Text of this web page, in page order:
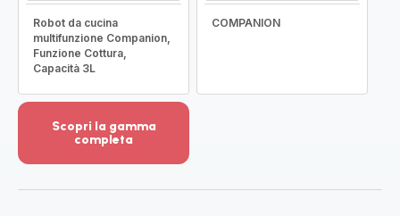
Robot da cucina
multifunzione Companion,
Funzione Cottura,
Capacità 3L
COMPANION
Scopri la gamma
completa
dettagli